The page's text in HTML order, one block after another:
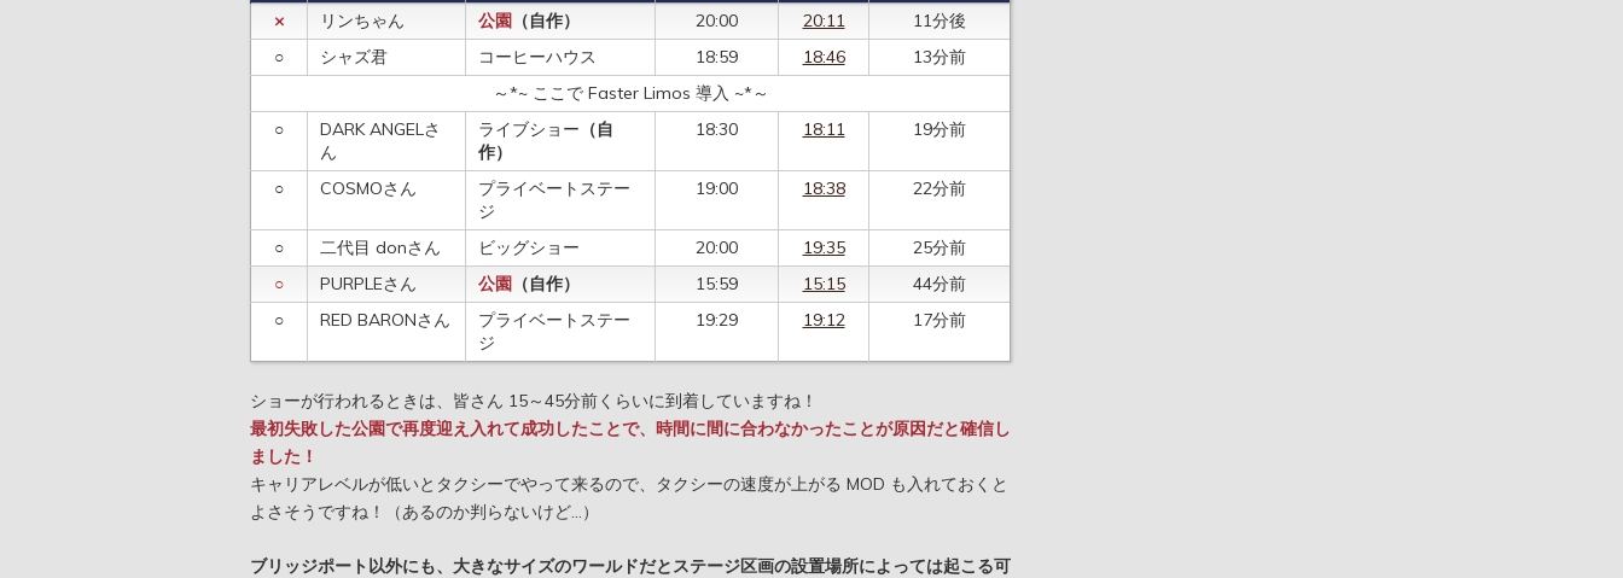
×
リンちゃん 公園 （自作） 20:00 20:11
11分後
○
シャズ君 コーヒーハウス 18:59 18:46
13分前
～*~ ここで Faster Limos 導入 ~*～
○
DARK ANGELさ
ん
ライブショー （自
作）
18:30 18:11 19分前
○ COSMOさん
プライベートステー
ジ
19:00 18:38 22分前
○ 二代目 donさん ビッグショー 20:00 19:35
25分前
○
PURPLEさん 公園 （自作） 15:59 15:15
44分前
○
RED BARONさん
プライベートステー
ジ
19:29 19:12 17分前
ショーが行われるときは、皆さん 15～45分前くらいに到着していますね！
最初失敗した公園で再度迎え入れて成功したことで、時間に間に合わなかったことが原因だと確信し
ました！
キャリアレベルが低いとタクシーでやって来るので、タクシーの速度が上がる MOD も入れておくと
よさそうですね！（あるのか判らないけど…）
ブリッジポート以外にも、大きなサイズのワールドだとステージ区画の設置場所によっては起こる可